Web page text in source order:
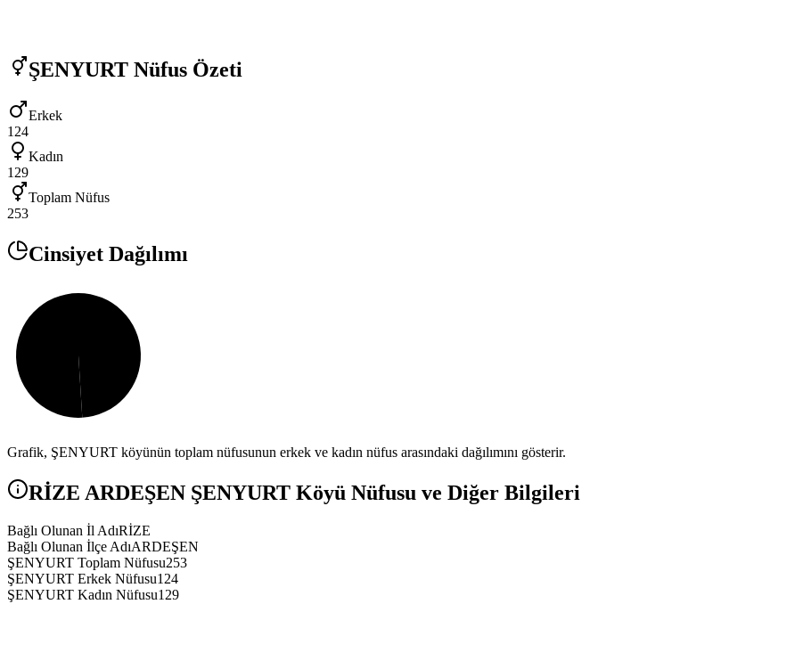
ŞENYURT Nüfus Özeti
Erkek
124
Kadın
129
Toplam Nüfus
253
Cinsiyet Dağılımı
Grafik, ŞENYURT köyünün toplam nüfusunun erkek ve kadın nüfus arasındaki dağılımını gösterir.
RİZE ARDEŞEN ŞENYURT Köyü Nüfusu ve Diğer Bilgileri
Bağlı Olunan İl AdıRİZE
Bağlı Olunan İlçe AdıARDEŞEN
ŞENYURT Toplam Nüfusu253
ŞENYURT Erkek Nüfusu124
ŞENYURT Kadın Nüfusu129